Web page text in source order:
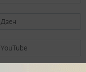
Дзен
YouTube